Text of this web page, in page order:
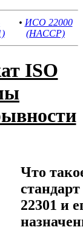
• ИСО 22000
(HACCP)
ISO
Что
22301 и